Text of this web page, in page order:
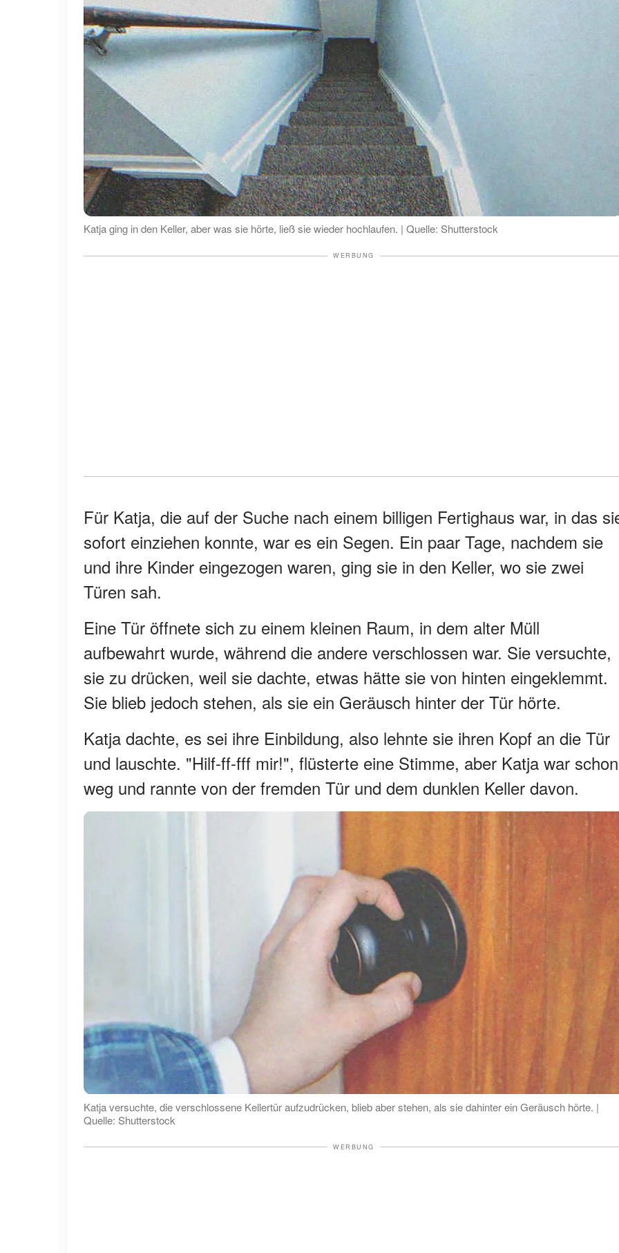
Katja ging in den Keller, aber was sie hörte, ließ sie wieder hochlaufen. | Quelle: Shutterstock
WERBUNG
Für Katja, die auf der Suche nach einem billigen Fertighaus war, in das
sofort einziehen konnte, war es ein Segen. Ein paar Tage, nachdem sie
und ihre Kinder eingezogen waren, ging sie in den Keller, wo sie zwei
Türen sah.
Eine Tür öffnete sich zu einem kleinen Raum, in dem alter Müll
aufbewahrt wurde, während die andere verschlossen war. Sie versuchte,
sie zu drücken, weil sie dachte, etwas hätte sie von hinten eingeklemmt.
Sie blieb jedoch stehen, als sie ein Geräusch hinter der Tür hörte.
Katja dachte, es sei ihre Einbildung, also lehnte sie ihren Kopf an die Tür
und lauschte. "Hilf-ff-fff mir!", flüsterte eine Stimme, aber Katja war schon
weg und rannte von der fremden Tür und dem dunklen Keller davon.
Katja versuchte, die verschlossene Kellertür aufzudrücken, blieb aber stehen, als sie dahinter ein Geräusch hörte. |
Quelle: Shutterstock
WERBUNG